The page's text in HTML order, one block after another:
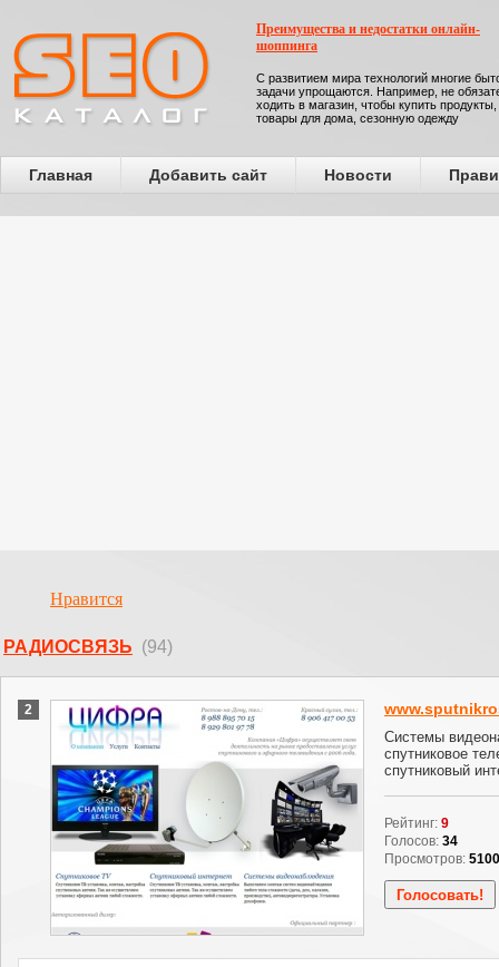
Преимущества и недостатки онлайн-
шоппинга
С развитием мира технологий многие
задачи упрощаются. Например, не
ходить в магазин, чтобы купить продукты,
товары для дома, сезонную одежду
Главная Добавить сайт Новости
Нравится
РАДИОСВЯЗЬ (94)
2
Cистемы
спутниковое
спутниковый
Рейтинг: 9
Голосов: 34
Просмотров: 5100